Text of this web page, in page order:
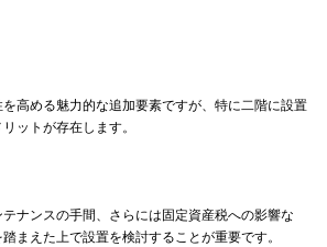
高める魅力的な追加要素ですが、特に二階に設置
ットが存在します。
ナンスの手間、さらには固定資産税への影響な
まえた上で設置を検討することが重要です。